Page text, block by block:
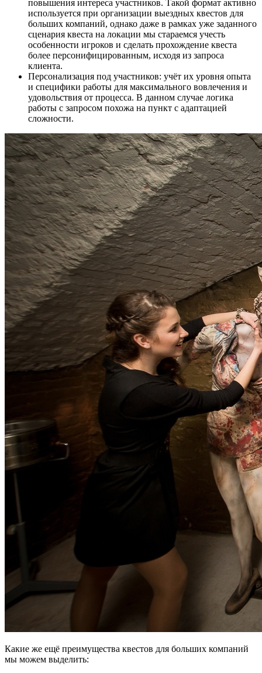
повышения интереса участников. Такой формат активно
используется при организации выездных квестов для
больших компаний, однако даже в рамках уже заданного
сценария квеста на локации мы стараемся учесть
особенности игроков и сделать прохождение квеста
более персонифицированным, исходя из запроса
клиента.
Персонализация под участников: учёт их уровня опыта
и специфики работы для максимального вовлечения и
удовольствия от процесса. В данном случае логика
работы с запросом похожа на пункт с адаптацией
сложности.
Какие же ещё преимущества квестов для больших компаний
мы можем выделить: